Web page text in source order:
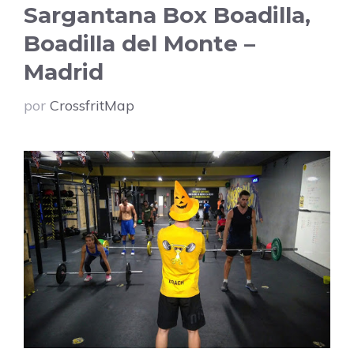
Sargantana Box Boadilla,
Boadilla del Monte –
Madrid
por CrossfritMap